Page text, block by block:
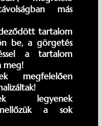
más
tartalom
be, a görgetés
a tartalom
meg!
megfelelően
legyenek
a sok